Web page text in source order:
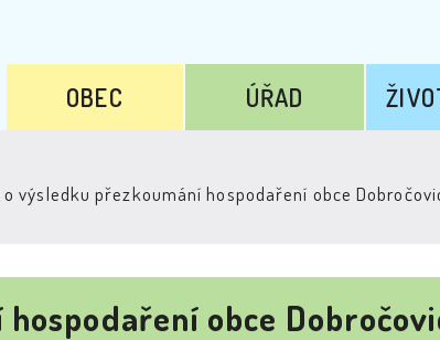
OBEC ÚŘAD
výsledku přezkoumání hospodaření obce
obce